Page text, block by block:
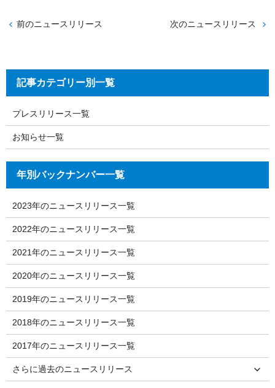
前のニュースリリース 次のニュースリリース
記事カテゴリー別一覧
プレスリリース一覧
お知らせ一覧
年別バックナンバー一覧
2023年のニュースリリース一覧
2022年のニュースリリース一覧
2021年のニュースリリース一覧
2020年のニュースリリース一覧
2019年のニュースリリース一覧
2018年のニュースリリース一覧
2017年のニュースリリース一覧
さらに過去のニュースリリース